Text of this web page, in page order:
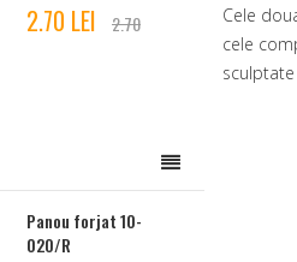
2.70 LEI 2.70
Panou forjat 10-
020/R
Cele
cele